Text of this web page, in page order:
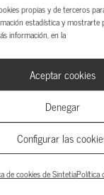
propias y de terceros
estadística y mostrarte
información, en la
Aceptar cookies
Denegar
Configurar las
de cookies de SintetiaPolítica
para bien o para
definitiva